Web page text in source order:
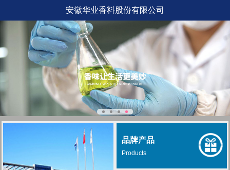
安徽华业香料股份有限公司
品牌产品
Products